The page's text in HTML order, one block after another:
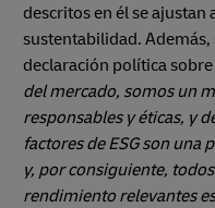
descritos en él se
sustentabilidad.
declaración política
del mercado, somos un
responsables y éticas, y
factores de ESG son una
y, por consiguiente,
rendimiento relevantes